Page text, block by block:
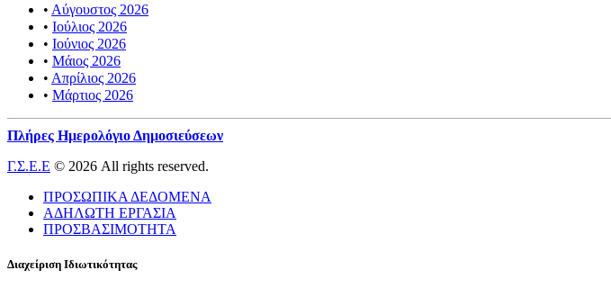
• Αύγουστος 2026
• Ιούλιος 2026
• Ιούνιος 2026
• Μάιος 2026
• Απρίλιος 2026
• Μάρτιος 2026
Πλήρες Ημερολόγιο Δημοσιεύσεων
Γ.Σ.Ε.Ε © 2026 All rights reserved.
ΠΡΟΣΩΠΙΚΑ ΔΕΔΟΜΕΝΑ
ΑΔΗΛΩΤΗ ΕΡΓΑΣΙΑ
ΠΡΟΣΒΑΣΙΜΟΤΗΤΑ
Διαχείριση Ιδιωτικότητας